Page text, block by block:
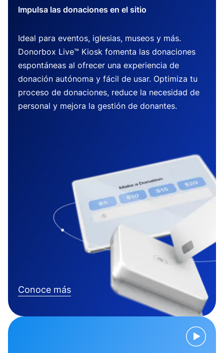
Impulsa las donaciones en el sitio
Ideal para eventos, iglesias, museos y más.
Donorbox Live™ Kiosk fomenta las donaciones
espontáneas al ofrecer una experiencia de
donación autónoma y fácil de usar. Optimiza tu
proceso de donaciones, reduce la necesidad de
personal y mejora la gestión de donantes.
Conoce más